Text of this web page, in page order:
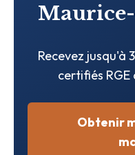
Recevez jusqu'à
certifiés
Obtenir